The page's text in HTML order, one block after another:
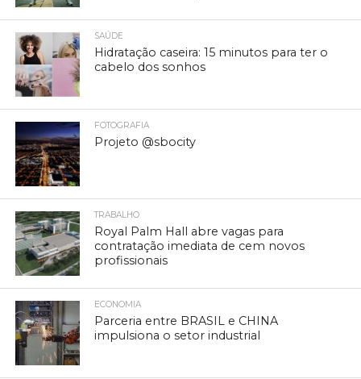
SAÚDE
Hidratação caseira: 15 minutos para ter o
cabelo dos sonhos
FOTOGRAFIA
Projeto @sbocity
TRABALHO
Royal Palm Hall abre vagas para
contratação imediata de cem novos
profissionais
ECONOMIA
Parceria entre BRASIL e CHINA
impulsiona o setor industrial